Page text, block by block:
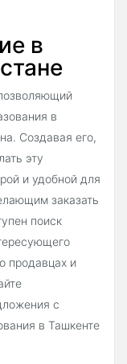
в
в
Создавая его,
эту
и удобной для
заказать
поиск
продавцах и
с
в Ташкенте